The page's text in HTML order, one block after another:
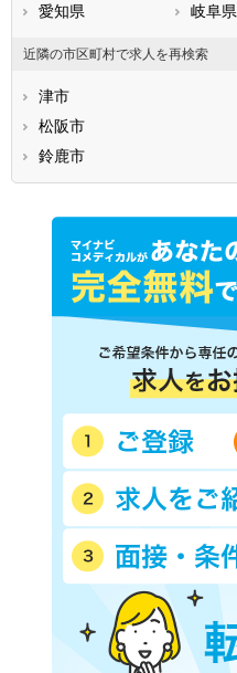
愛知県 岐阜県
近隣の市区町村で求人を再検索
津市
松阪市
鈴鹿市